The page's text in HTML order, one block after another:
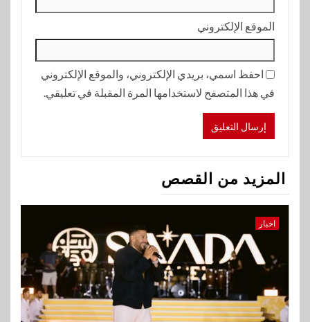
الموقع الإلكتروني
احفظ اسمي، بريدي الإلكتروني، والموقع الإلكتروني
في هذا المتصفح لاستخدامها المرة المقبلة في تعليقي.
المزيد من القصص
اخبار